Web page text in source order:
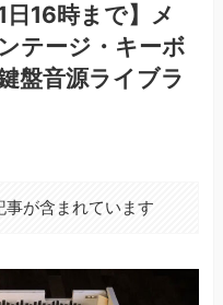
16時まで】メ
テージ・キーボ
盤音源ライブラ
が含まれています